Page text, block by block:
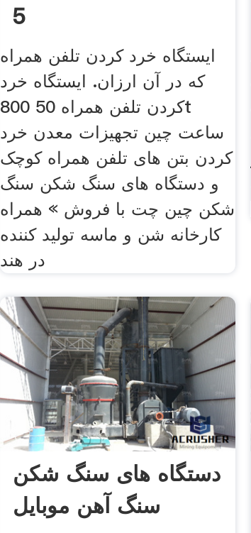
5
ایستگاه خرد کردن تلفن همراه
که در آن ارزان. ایستگاه خرد
کردن تلفن همراه 50 800t
ساعت چین تجهیزات معدن خرد
کردن بتن های تلفن همراه کوچک
و دستگاه های سنگ شکن سنگ
شکن چین چت با فروش » همراه
کارخانه شن و ماسه تولید کننده
در هند
دستگاه های سنگ شکن
سنگ آهن موبایل